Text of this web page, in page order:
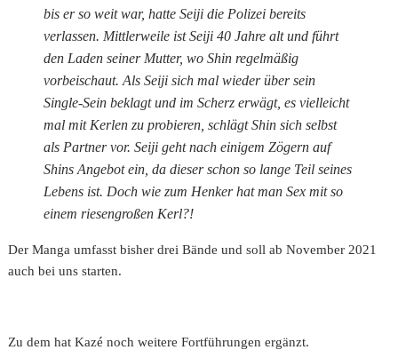
bis er so weit war, hatte Seiji die Polizei bereits
verlassen. Mittlerweile ist Seiji 40 Jahre alt und führt
den Laden seiner Mutter, wo Shin regelmäßig
vorbeischaut. Als Seiji sich mal wieder über sein
Single-Sein beklagt und im Scherz erwägt, es vielleicht
mal mit Kerlen zu probieren, schlägt Shin sich selbst
als Partner vor. Seiji geht nach einigem Zögern auf
Shins Angebot ein, da dieser schon so lange Teil seines
Lebens ist. Doch wie zum Henker hat man Sex mit so
einem riesengroßen Kerl?!
Der Manga umfasst bisher drei Bände und soll ab November 2021
auch bei uns starten.
Zu dem hat Kazé noch weitere Fortführungen ergänzt.